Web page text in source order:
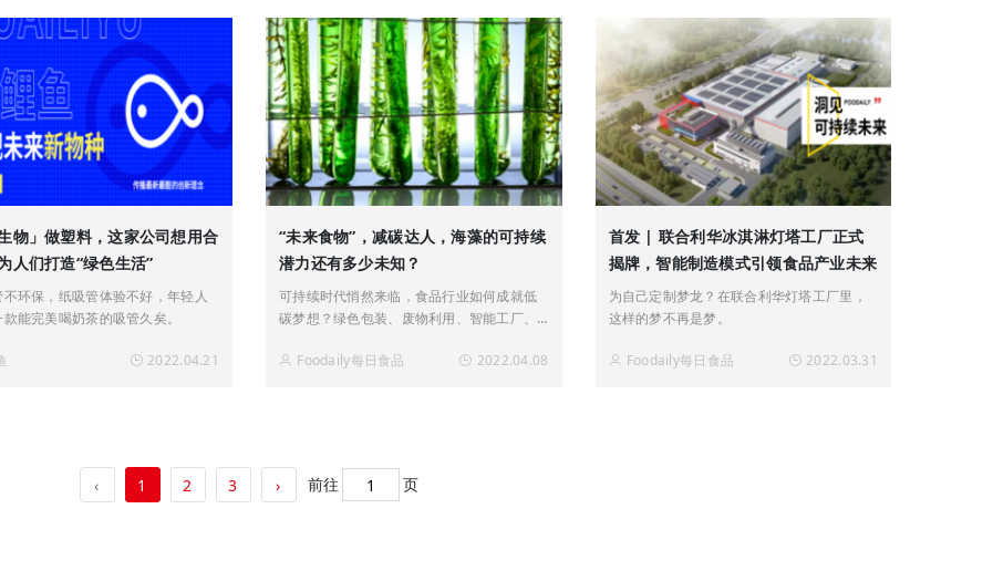
物」做塑料，这家公司想用合
人们打造“绿色生活”
不环保，纸吸管体验不好，年轻人
能完美喝奶茶的吸管久矣。
2022.04.21
“未来食物”，减碳达人，海藻的可持续
潜力还有多少未知？
可持续时代悄然来临，食品行业如何成就低
碳梦想？绿色包装、废物利用、智能工厂、
新商业实践，探索行业发展新范式！
Foodaily每日食品 2022.04.08
首发 | 联合利华冰淇淋灯塔工厂正式
揭牌，智能制造模式引领食品产业未来
为自己定制梦龙？在联合利华灯塔工厂里，
这样的梦不再是梦。
Foodaily每日食品 2022.03.31
‹ 1 2 3 › 前往 页